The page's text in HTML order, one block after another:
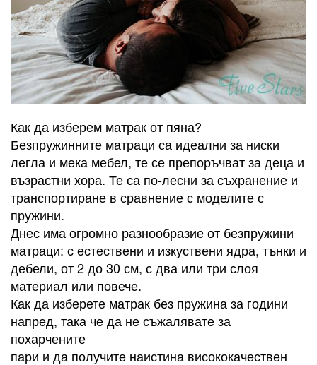
Как да изберем матрак от пяна?
Безпружинните матраци са идеални за ниски
легла и мека мебел, те се препоръчват за деца и
възрастни хора. Те са по-лесни за съхранение и
транспортиране в сравнение с моделите с
пружини.
Днес има огромно разнообразие от безпружини
матраци: с естествени и изкуствени ядра, тънки и
дебели, от 2 до 30 см, с два или три слоя
материал или повече.
Как да изберете матрак без пружина за години
напред, така че да не съжалявате за
похарчените
пари и да получите наистина висококачествен